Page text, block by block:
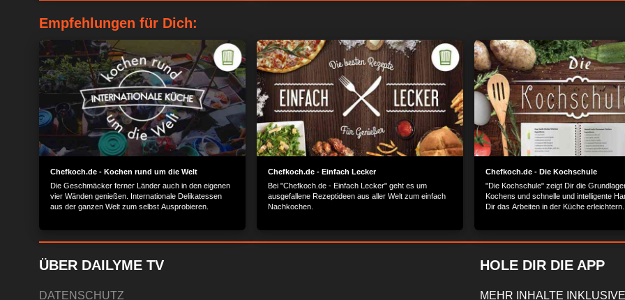
Empfehlungen für Dich:
Chefkoch.de - Kochen rund um die Welt
Die Geschmäcker ferner Länder auch in den eigenen
vier Wänden genießen. Internationale Delikatessen
aus der ganzen Welt zum selbst Ausprobieren.
Chefkoch.de - Einfach Lecker
Bei "Chefkoch.de - Einfach Lecker" geht es um
ausgefallene Rezeptideen aus aller Welt zum einfach
Nachkochen.
Chefkoch.de - Die Kochschule
"Die Kochschule" zeigt Dir die
Kochens und schnelle und intelligente
Dir das Arbeiten in der Küche erleichtern.
ÜBER DAILYME TV
DATENSCHUTZ
HOLE DIR DIE APP
MEHR INHALTE